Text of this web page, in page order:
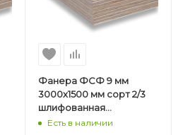
Фанера ФСФ 9 мм
3000х1500 мм сорт 2/3
шлифованная
березовая
Есть в наличии